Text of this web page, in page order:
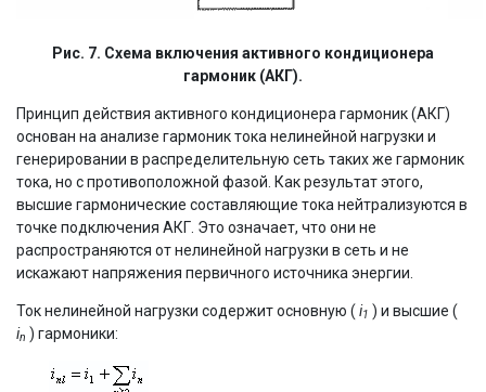
Рис. 7. Схема включения активного кондиционера
гармоник (АКГ).
Принцип действия активного кондиционера гармоник (АКГ)
основан на анализе гармоник тока нелинейной нагрузки и
генерировании в распределительную сеть таких же гармоник
тока, но с противоположной фазой. Как результат этого,
высшие гармонические составляющие тока нейтрализуются в
точке подключения АКГ. Это означает, что они не
распространяются от нелинейной нагрузки в сеть и не
искажают напряжения первичного источника энергии.
Ток нелинейной нагрузки содержит основную ( i1 ) и высшие (
in ) гармоники: